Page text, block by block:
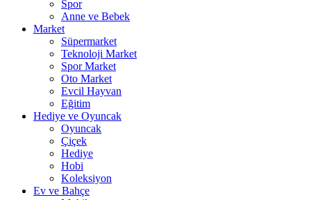
Spor
Anne ve Bebek
Market
Süpermarket
Teknoloji Market
Spor Market
Oto Market
Evcil Hayvan
Eğitim
Hediye ve Oyuncak
Oyuncak
Çiçek
Hediye
Hobi
Koleksiyon
Ev ve Bahçe